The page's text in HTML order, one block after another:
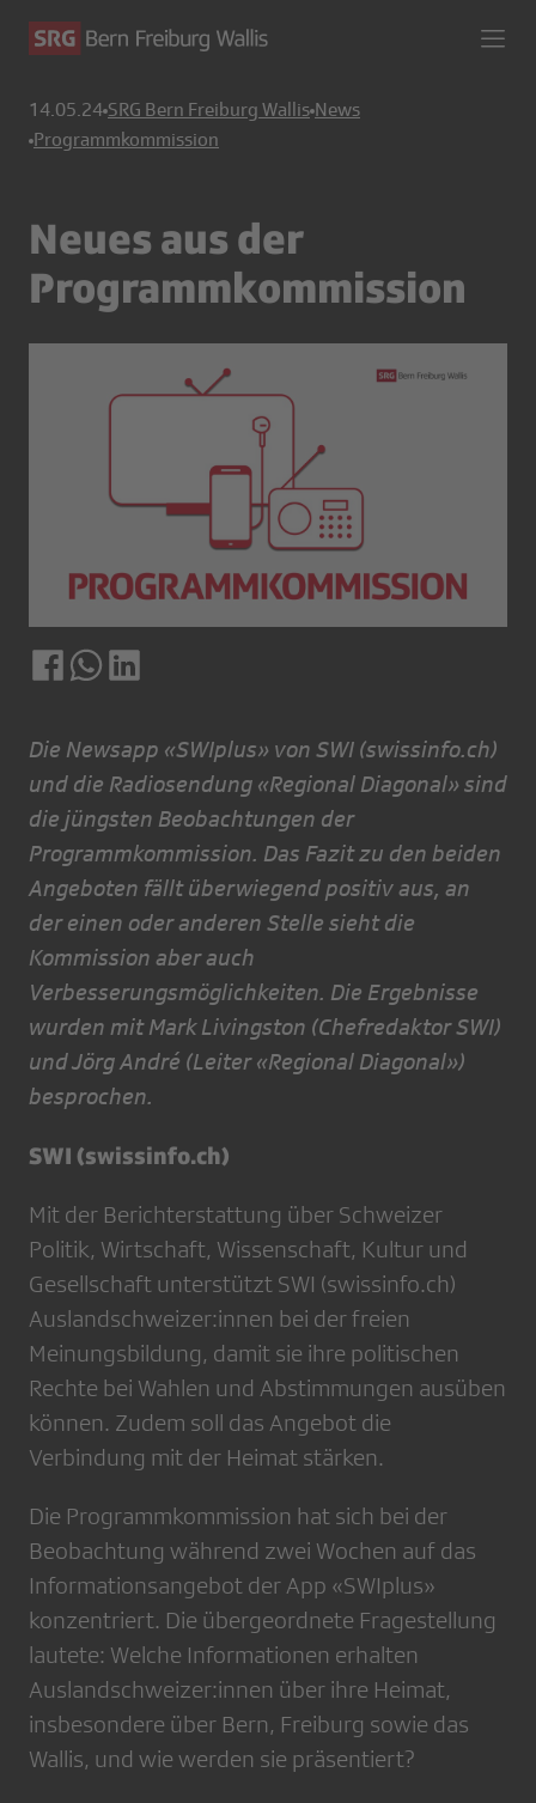
14.05.24 SRG Bern Freiburg Wallis News
Programmkommission
Neues aus der
Programmkommission
Die Newsapp «SWIplus» von SWI (swissinfo.ch)
und die Radiosendung «Regional Diagonal» sind
die jüngsten Beobachtungen der
Programmkommission. Das Fazit zu den beiden
Angeboten fällt überwiegend positiv aus, an
der einen oder anderen Stelle sieht die
Kommission aber auch
Verbesserungsmöglichkeiten. Die Ergebnisse
wurden mit Mark Livingston (Chefredaktor SWI)
und Jörg André (Leiter «Regional Diagonal»)
besprochen.
SWI (swissinfo.ch)
Mit der Berichterstattung über Schweizer
Politik, Wirtschaft, Wissenschaft, Kultur und
Gesellschaft unterstützt SWI (swissinfo.ch)
Auslandschweizer:innen bei der freien
Meinungsbildung, damit sie ihre politischen
Rechte bei Wahlen und Abstimmungen ausüben
können. Zudem soll das Angebot die
Verbindung mit der Heimat stärken.
Die Programmkommission hat sich bei der
Beobachtung während zwei Wochen auf das
Informationsangebot der App «SWIplus»
konzentriert. Die übergeordnete Fragestellung
lautete: Welche Informationen erhalten
Auslandschweizer:innen über ihre Heimat,
insbesondere über Bern, Freiburg sowie das
Wallis, und wie werden sie präsentiert?